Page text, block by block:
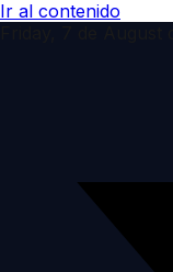
Ir al contenido